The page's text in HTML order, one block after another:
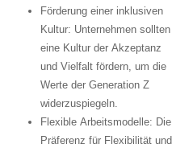
Förderung einer inklusiven
Kultur: Unternehmen sollten
eine Kultur der Akzeptanz
und Vielfalt fördern, um die
Werte der Generation Z
widerzuspiegeln.
Flexible Arbeitsmodelle: Die
Präferenz für Flexibilität und